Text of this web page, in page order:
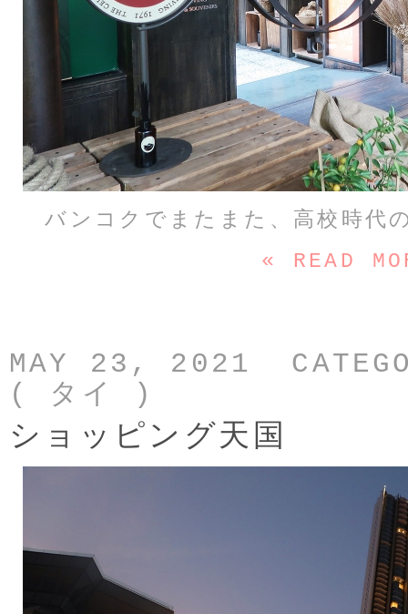
バンコクでまたまた、高校時代
« READ
MAY 23, 2021
( タイ )
ショッピング天国